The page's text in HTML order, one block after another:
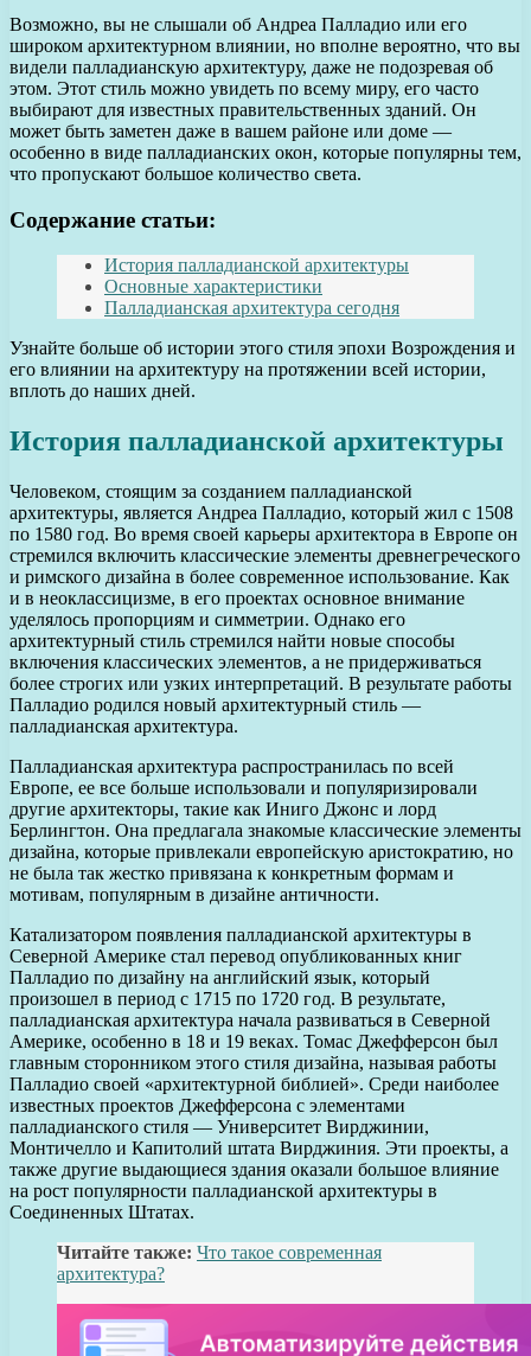
Возможно, вы не слышали об Андреа Палладио или его
широком архитектурном влиянии, но вполне вероятно, что вы
видели палладианскую архитектуру, даже не подозревая об
этом. Этот стиль можно увидеть по всему миру, его часто
выбирают для известных правительственных зданий. Он
может быть заметен даже в вашем районе или доме —
особенно в виде палладианских окон, которые популярны тем,
что пропускают большое количество света.
Содержание статьи:
История палладианской архитектуры
Основные характеристики
Палладианская архитектура сегодня
Узнайте больше об истории этого стиля эпохи Возрождения и
его влиянии на архитектуру на протяжении всей истории,
вплоть до наших дней.
История палладианской архитектуры
Человеком, стоящим за созданием палладианской
архитектуры, является Андреа Палладио, который жил с 1508
по 1580 год. Во время своей карьеры архитектора в Европе он
стремился включить классические элементы древнегреческого
и римского дизайна в более современное использование. Как
и в неоклассицизме, в его проектах основное внимание
уделялось пропорциям и симметрии. Однако его
архитектурный стиль стремился найти новые способы
включения классических элементов, а не придерживаться
более строгих или узких интерпретаций. В результате работы
Палладио родился новый архитектурный стиль —
палладианская архитектура.
Палладианская архитектура распространилась по всей
Европе, ее все больше использовали и популяризировали
другие архитекторы, такие как Иниго Джонс и лорд
Берлингтон. Она предлагала знакомые классические элементы
дизайна, которые привлекали европейскую аристократию, но
не была так жестко привязана к конкретным формам и
мотивам, популярным в дизайне античности.
Катализатором появления палладианской архитектуры в
Северной Америке стал перевод опубликованных книг
Палладио по дизайну на английский язык, который
произошел в период с 1715 по 1720 год. В результате,
палладианская архитектура начала развиваться в Северной
Америке, особенно в 18 и 19 веках. Томас Джефферсон был
главным сторонником этого стиля дизайна, называя работы
Палладио своей «архитектурной библией». Среди наиболее
известных проектов Джефферсона с элементами
палладианского стиля — Университет Вирджинии,
Монтичелло и Капитолий штата Вирджиния. Эти проекты, а
также другие выдающиеся здания оказали большое влияние
на рост популярности палладианской архитектуры в
Соединенных Штатах.
Читайте также: Что такое современная
архитектура?